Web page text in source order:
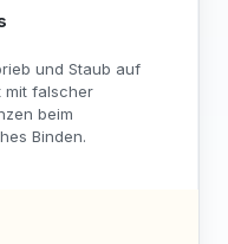
und Staub auf
mit falscher
beim
Binden.